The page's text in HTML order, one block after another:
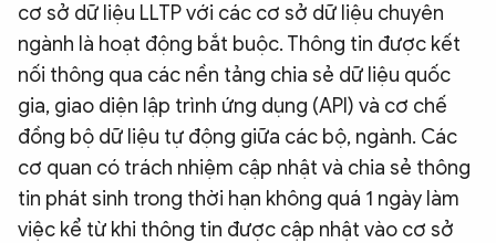
cơ sở dữ liệu LLTP với các cơ sở dữ liệu chuyên
ngành là hoạt động bắt buộc. Thông tin được kết
nối thông qua các nền tảng chia sẻ dữ liệu quốc
gia, giao diện lập trình ứng dụng (API) và cơ chế
đồng bộ dữ liệu tự động giữa các bộ, ngành. Các
cơ quan có trách nhiệm cập nhật và chia sẻ thông
tin phát sinh trong thời hạn không quá 1 ngày làm
việc kể từ khi thông tin được cập nhật vào cơ sở